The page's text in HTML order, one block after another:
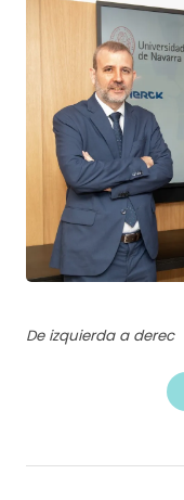
De izquierda a derec